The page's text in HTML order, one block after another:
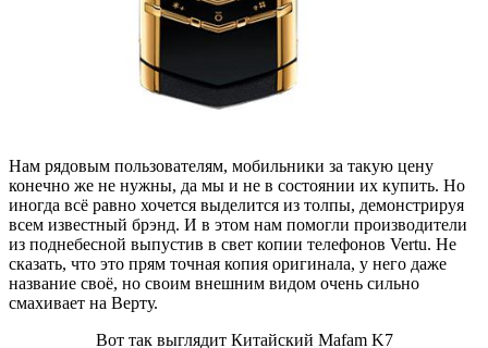
Нам рядовым пользователям, мобильники за такую цену
конечно же не нужны, да мы и не в состоянии их купить. Но
иногда всё равно хочется выделится из толпы, демонстрируя
всем известный брэнд. И в этом нам помогли производители
из поднебесной выпустив в свет копии телефонов Vertu. Не
сказать, что это прям точная копия оригинала, у него даже
название своё, но своим внешним видом очень сильно
смахивает на Верту.
Вот так выглядит Китайский Mafam K7